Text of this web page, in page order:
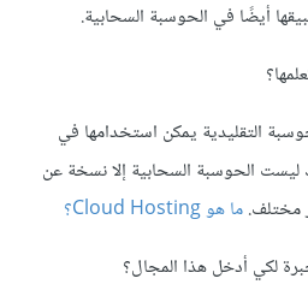
أيضًا في الحوسبة السحابية.
التقليدية يمكن استخدامها في
الحوسبة السحابية إلا نسخة عن
مختلف.ما هو Cloud Hosting؟
لكي أدخل هذا المجال؟